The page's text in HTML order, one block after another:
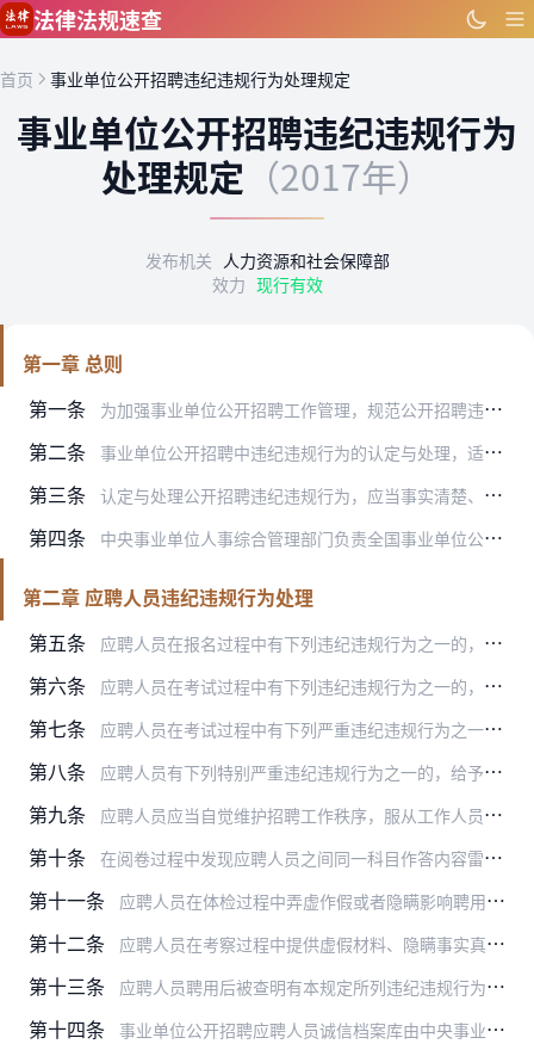
跳到主要内容
法律法规速查
首页 事业单位公开招聘违纪违规行为处理规定
事业单位公开招聘违纪违规行为
处理规定 （2017年）
发布机关 人力资源和社会保障部
效力 现行有效
第一章 总则
第一条
为加强事业单位公开招聘工作管理，规范公开招聘违纪违规行为的认定与处理，保证招聘工作公开、公平、公正，根据《事业单位人事管理条例》等有关规定，制定本规定。
第二条 事业单位公开招聘中违纪违规行为的认定与处理，适用本规定。
第三条 认定与处理公开招聘违纪违规行为，应当事实清楚、证据确凿、程序规范、适用规定准确。
第四条 中央事业单位人事综合管理部门负责全国事业单位公开招聘工作的综合管理与监督。
第二章 应聘人员违纪违规行为处理
第五条
应聘人员在报名过程中有下列违纪违规行为之一的，取消其本次应聘资格：
第六条 应聘人员在考试过程中有下列违纪违规行为之一的，给予其当次该科目考试成绩无效的处理：
第七条 应聘人员在考试过程中有下列严重违纪违规行为之一的，给予其当次全部科目考试成绩无效的处理，并将其违纪违规行为记入事业单位公开招聘应聘人员诚信档案库，记录期限为5年…
第八条 应聘人员有下列特别严重违纪违规行为之一的，给予其当次全部科目考试成绩无效的处理，并将其违纪违规行为记入事业单位公开招聘应聘人员诚信档案库，长期记录：
第九条 应聘人员应当自觉维护招聘工作秩序，服从工作人员管理，有下列行为之一的，终止其继续参加考试，并责令离开现场；情节严重的，按照本规定第七条、第八条的规定处理；违反《…
第十条 在阅卷过程中发现应聘人员之间同一科目作答内容雷同，并经阅卷专家组确认的，给予其当次该科目考试成绩无效的处理。作答内容雷同的具体认定方法和标准，由中央事业单位人事…
第十一条 应聘人员在体检过程中弄虚作假或者隐瞒影响聘用的疾病、病史的，给予其不予聘用的处理。有请他人顶替体检以及交换、替换化验样本等严重违纪违规行为的，给予其不予聘用的处…
第十二条 应聘人员在考察过程中提供虚假材料、隐瞒事实真相或者有其他妨碍考察工作的行为，干扰、影响考察单位客观公正作出考察结论的，给予其不予聘用的处理；情节严重、影响恶劣的…
第十三条 应聘人员聘用后被查明有本规定所列违纪违规行为的，由招聘单位与其解除聘用合同、予以清退，其中符合第七条、第八条、第十一条、第十二条违纪违规行为的，记入事业单位公开…
第十四条 事业单位公开招聘应聘人员诚信档案库由中央事业单位人事综合管理部门统一建立，纳入全国信用信息共享平台，向招聘单位及社会提供查询，相关记录作为事业单位聘用人员的重要…